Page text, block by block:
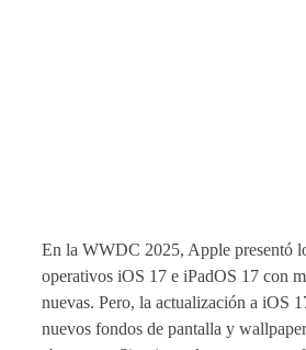
En la WWDC 2025, Apple presentó
operativos iOS 17 e iPadOS 17 con
nuevas. Pero, la actualización a iOS
nuevos fondos de pantalla y